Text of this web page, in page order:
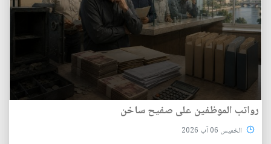
رواتب الموظفين على صفيح ساخن
الخميس 06 آب 2026